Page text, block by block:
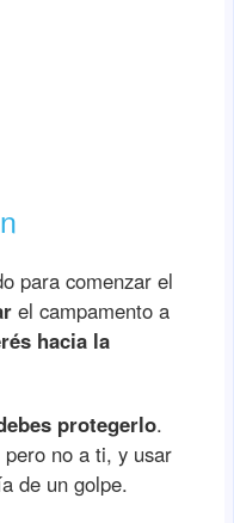
para comenzar el
el campamento a
hacia la
protegerlo.
no a ti, y usar
de un golpe.